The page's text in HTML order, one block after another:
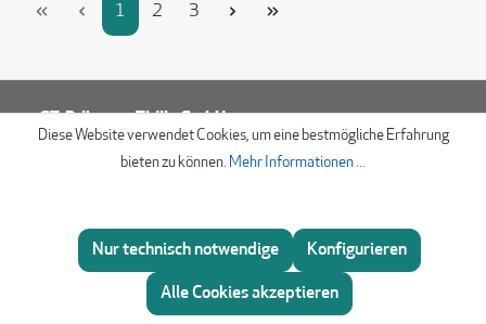
Seite
1 Seite
2 Seite
3
GT-Präsente Thöle GmbH
Görlitzer Straße 16
+49 (0)5207 3104
info@gt-praesente.de Beratung
Diese Website verwendet Cookies, um eine bestmögliche Erfahrung
bieten zu können. Mehr Informationen ...
Nur technisch notwendige Konfigurieren
Alle Cookies akzeptieren